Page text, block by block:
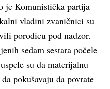
je Komunistička partija
vladini zvaničnici su
porodicu pod nadzor.
sedam sestara počele
su da materijalnu
pokušavaju da povrate